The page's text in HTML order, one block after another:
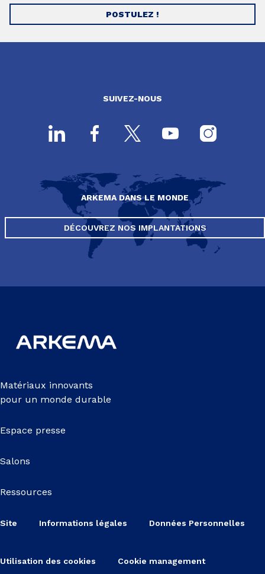
POSTULEZ !
SUIVEZ-NOUS
ARKEMA DANS LE MONDE
DÉCOUVREZ NOS IMPLANTATIONS
Matériaux innovants
pour un monde durable
Espace presse
Salons
Ressources
Site Informations légales Données Personnelles
Utilisation des cookies Cookie management